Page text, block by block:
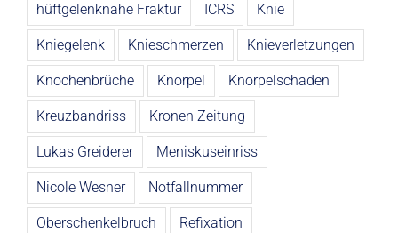
hüftgelenknahe Fraktur ICRS Knie
Kniegelenk Knieschmerzen Knieverletzungen
Knochenbrüche Knorpel Knorpelschaden
Kreuzbandriss Kronen Zeitung
Lukas Greiderer Meniskuseinriss
Nicole Wesner Notfallnummer
Oberschenkelbruch Refixation